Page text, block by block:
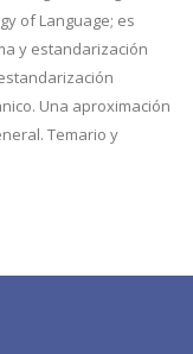
of Language; es
y estandarización
Una aproximación
Temario y